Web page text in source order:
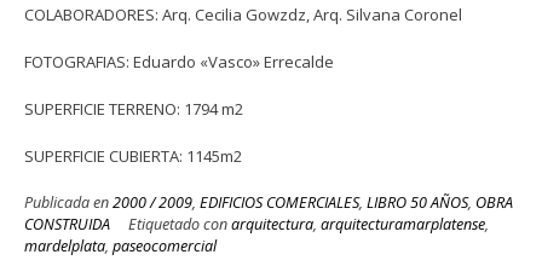
COLABORADORES: Arq. Cecilia Gowzdz, Arq. Silvana Coronel
FOTOGRAFIAS: Eduardo «Vasco» Errecalde
SUPERFICIE TERRENO: 1794 m2
SUPERFICIE CUBIERTA: 1145m2
Publicada en2000 / 2009, EDIFICIOS COMERCIALES, LIBRO 50 AÑOS, OBRA
CONSTRUIDA
Etiquetado conarquitectura, arquitecturamarplatense,
mardelplata, paseocomercial